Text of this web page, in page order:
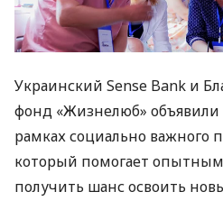
Украинский Sense Bank и
фонд «Жизнелюб» объявили
рамках социально важного
который помогает
получить шанс освоить